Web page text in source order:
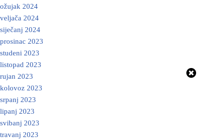
ožujak 2024
veljača 2024
siječanj 2024
prosinac 2023
studeni 2023
listopad 2023
rujan 2023
kolovoz 2023
srpanj 2023
lipanj 2023
svibanj 2023
travanj 2023